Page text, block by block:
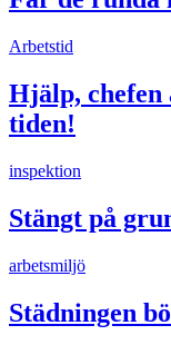
Arbetstid
Hjälp, chefen
tiden!
inspektion
Stängt på
arbetsmiljö
Städningen